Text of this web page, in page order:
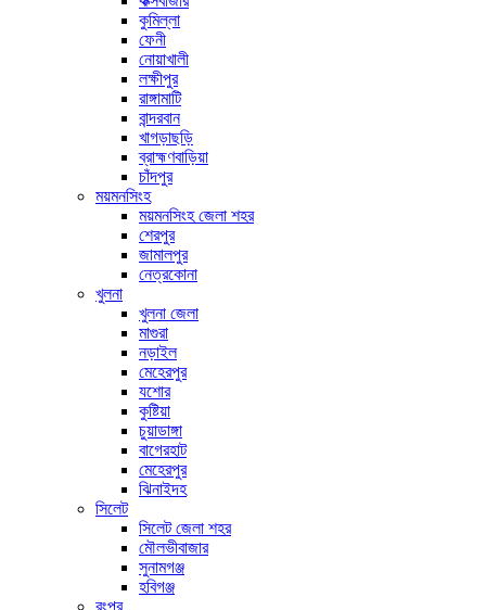
কুমিল্লা
ফেনী
নোয়াখালী
লক্ষীপুর
রাঙ্গামাটি
বান্দরবান
খাগড়াছড়ি
ব্রাহ্মণবাড়িয়া
চাঁদপুর
ময়মনসিংহ
ময়মনসিংহ জেলা শহর
শেরপুর
জামালপুর
নেত্রকোনা
খুলনা
খুলনা জেলা
মাগুরা
নড়াইল
মেহেরপুর
যশোর
কুষ্টিয়া
চুয়াডাঙ্গা
বাগেরহাট
মেহেরপুর
ঝিনাইদহ
সিলেট
সিলেট জেলা শহর
মৌলভীবাজার
সুনামগঞ্জ
হবিগঞ্জ
রংপুর